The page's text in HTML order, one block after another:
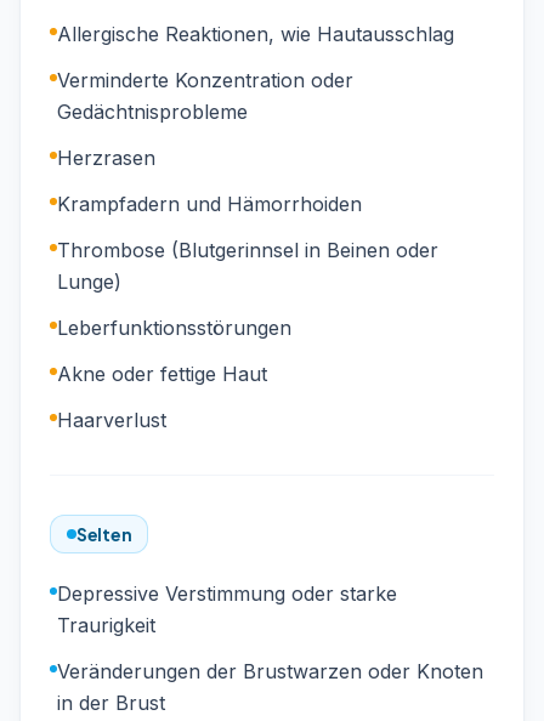
Allergische Reaktionen, wie Hautausschlag
Verminderte Konzentration oder
Gedächtnisprobleme
Herzrasen
Krampfadern und Hämorrhoiden
Thrombose (Blutgerinnsel in Beinen oder
Lunge)
Leberfunktionsstörungen
Akne oder fettige Haut
Haarverlust
Selten
Depressive Verstimmung oder starke
Traurigkeit
Veränderungen der Brustwarzen oder Knoten
in der Brust